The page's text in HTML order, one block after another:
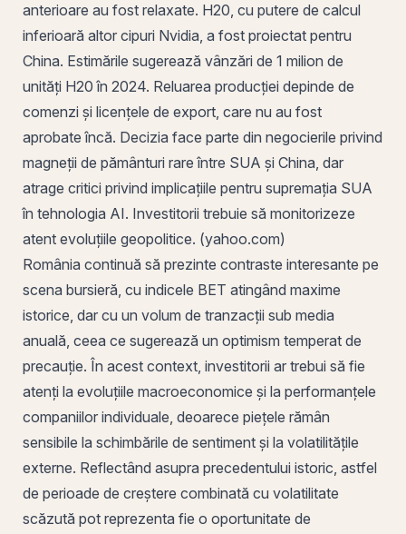
anterioare au fost relaxate. H20, cu putere de calcul
inferioară altor cipuri Nvidia, a fost proiectat pentru
China. Estimările sugerează vânzări de 1 milion de
unități H20 în 2024. Reluarea producției depinde de
comenzi și licențele de export, care nu au fost
aprobate încă. Decizia face parte din negocierile privind
magneții de pământuri rare între SUA și China, dar
atrage critici privind implicațiile pentru supremația SUA
în tehnologia AI. Investitorii trebuie să monitorizeze
atent evoluțiile geopolitice. (yahoo.com)
România continuă să prezinte contraste interesante pe
scena bursieră, cu indicele BET atingând maxime
istorice, dar cu un volum de tranzacții sub media
anuală, ceea ce sugerează un optimism temperat de
precauție. În acest context, investitorii ar trebui să fie
atenți la evoluțiile macroeconomice și la performanțele
companiilor individuale, deoarece piețele rămân
sensibile la schimbările de sentiment și la volatilitățile
externe. Reflectând asupra precedentului istoric, astfel
de perioade de creștere combinată cu volatilitate
scăzută pot reprezenta fie o oportunitate de